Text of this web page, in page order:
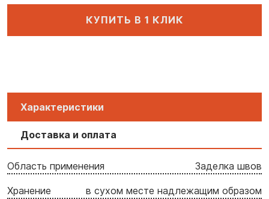
КУПИТЬ В 1 КЛИК
Характеристики
Доставка и оплата
Область применения Заделка швов
Хранение в сухом месте надлежащим образом